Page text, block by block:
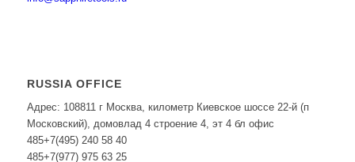
RUSSIA OFFICE
Адрес: 108811 г Москва, километр Киевское шоссе 22-й (п
Московский), домовлад 4 строение 4, эт 4 бл офис
485+7(495) 240 58 40
485+7(977) 975 63 25